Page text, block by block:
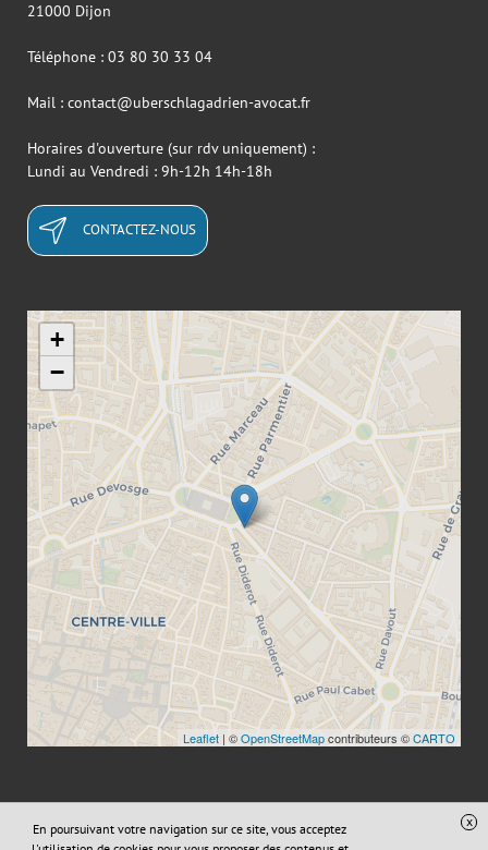
21000 Dijon
Téléphone : 03 80 30 33 04
Mail : contact@uberschlagadrien-avocat.fr
Horaires d'ouverture (sur rdv uniquement) :
Lundi au Vendredi : 9h-12h 14h-18h
CONTACTEZ-NOUS
+
−
Leaflet | ©OpenStreetMapcontributeurs ©CARTO
Site réalisé avecDigital Avocat
En poursuivant votre navigation sur ce site, vous acceptez
x